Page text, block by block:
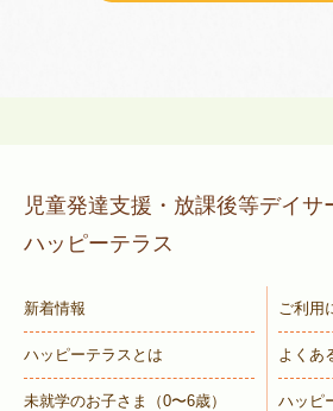
児童発達支援・放課後等デイ
ハッピーテラス
新着情報
ハッピーテラスとは
未就学のお子さま （0〜6歳）
ご利用
よくあ
ハッピ